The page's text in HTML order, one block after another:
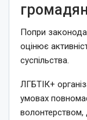
Попри
оцінює
суспільства.
ЛГБТІК+
умовах
волонтерством,